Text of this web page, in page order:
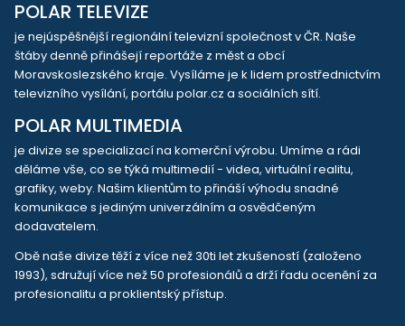
POLAR TELEVIZE
je nejúspěšnější regionální televizní společnost v ČR. Naše
štáby denně přinášejí reportáže z měst a obcí
Moravskoslezského kraje. Vysíláme je k lidem prostřednictvím
televizního vysílání, portálu polar.cz a sociálních sítí.
POLAR MULTIMEDIA
je divize se specializací na komerční výrobu. Umíme a rádi
děláme vše, co se týká multimedií - videa, virtuální realitu,
grafiky, weby. Našim klientům to přináší výhodu snadné
komunikace s jediným univerzálním a osvědčeným
dodavatelem.
Obě naše divize těží z více než 30ti let zkušeností (založeno
1993), sdružují více než 50 profesionálů a drží řadu ocenění za
profesionalitu a proklientský přístup.